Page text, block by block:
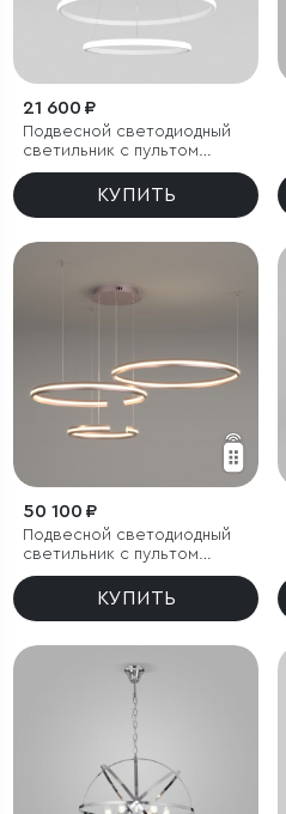
21 600 ₽
Подвесной светодиодный
светильник с пультом
управления
КУПИТЬ
50 100 ₽
Подвесной светодиодный
светильник с пультом
управления
КУПИТЬ